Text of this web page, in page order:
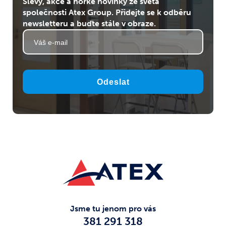
společnosti Atex Group. Přidejte se k odběru
newsletteru a buďte stále v obraze.
Odeslat
Jsme tu jenom pro vás
381 291 318